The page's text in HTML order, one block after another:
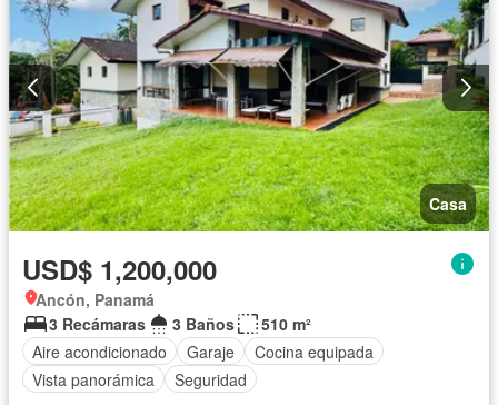
Casa
USD$ 1,200,000
Ancón, Panamá
3 Recámaras
3 Baños
510 m²
Aire acondicionado
Garaje
Cocina equipada
Vista panorámica
Seguridad